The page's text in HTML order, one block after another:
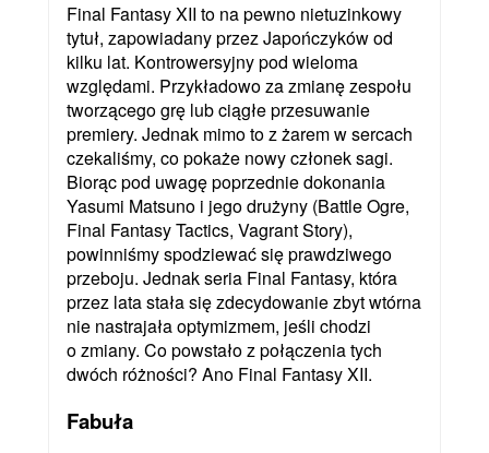
Final Fantasy XII to na pewno nietuzinkowy
tytuł, zapowiadany przez Japończyków od
kilku lat. Kontrowersyjny pod wieloma
względami. Przykładowo za zmianę zespołu
tworzącego grę lub ciągłe przesuwanie
premiery. Jednak mimo to z żarem w sercach
czekaliśmy, co pokaże nowy członek sagi.
Biorąc pod uwagę poprzednie dokonania
Yasumi Matsuno i jego drużyny (Battle Ogre,
Final Fantasy Tactics, Vagrant Story),
powinniśmy spodziewać się prawdziwego
przeboju. Jednak seria Final Fantasy, która
przez lata stała się zdecydowanie zbyt wtórna
nie nastrajała optymizmem, jeśli chodzi
o zmiany. Co powstało z połączenia tych
dwóch różności? Ano Final Fantasy XII.
Fabuła